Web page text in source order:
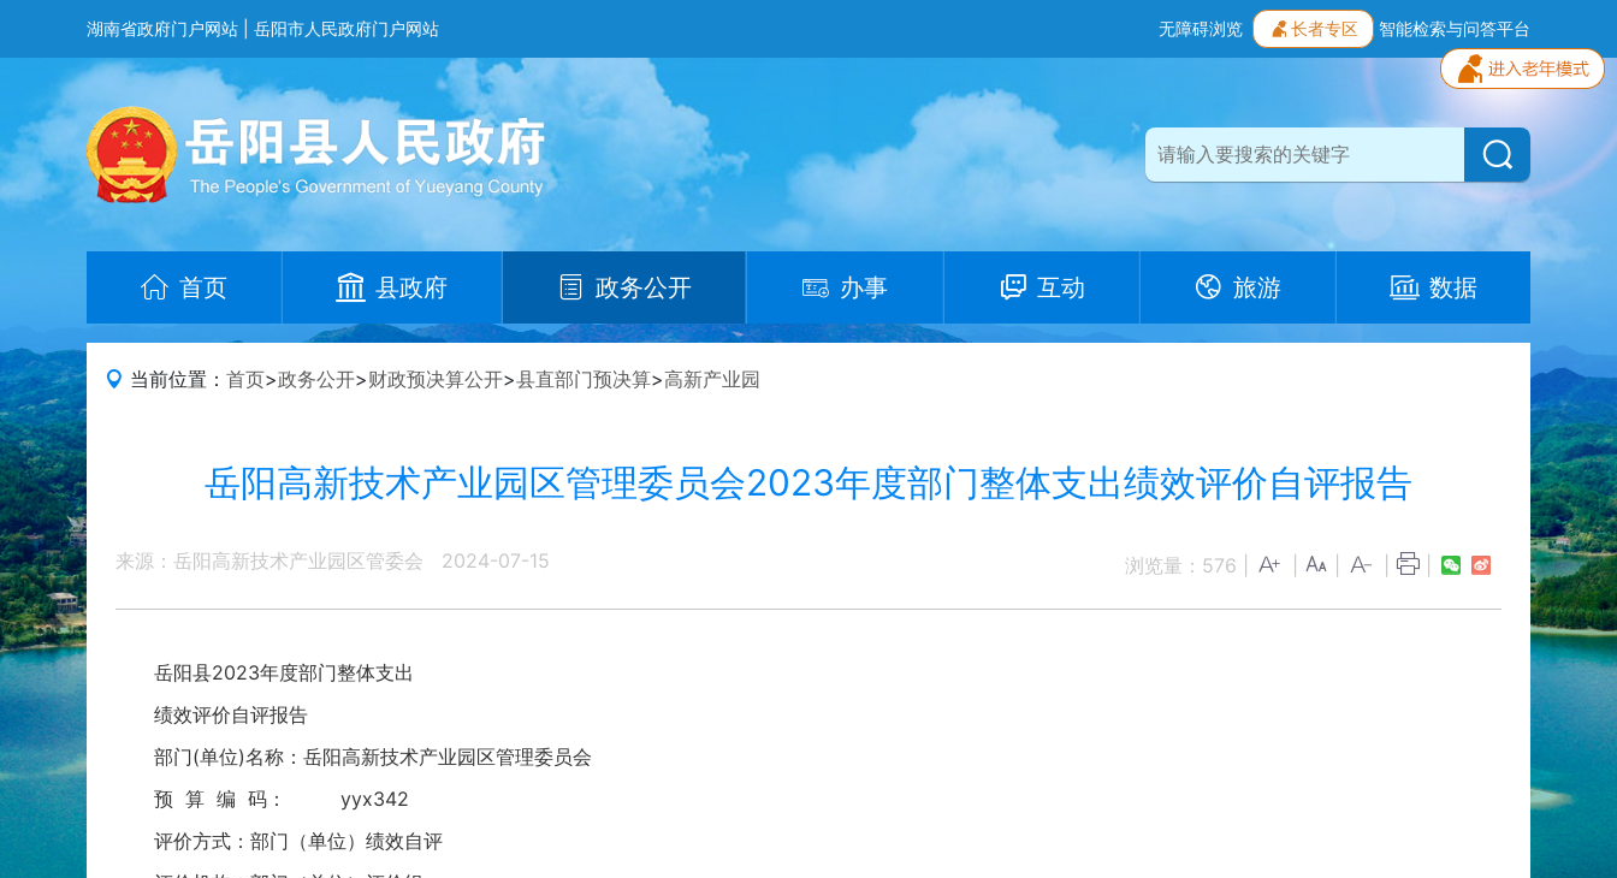
湖南省政府门户网站 岳阳市人民政府门户网站 无障碍浏览 长者专区 智能检索与问答平台
首页 县政府 政务公开 办事 互动 旅游 数据
当前位置： 首页>政务公开>财政预决算公开>县直部门预决算>高新产业园
岳阳高新技术产业园区管理委员会2023年度部门整体支出绩效评价自评报告
来源：岳阳高新技术产业园区管委会 2024-07-15 浏览量： 576
岳阳县2023年度部门整体支出
绩效评价自评报告
部门(单位)名称：岳阳高新技术产业园区管理委员会
预 算 编 码： yyx342
评价方式：部门（单位）绩效自评